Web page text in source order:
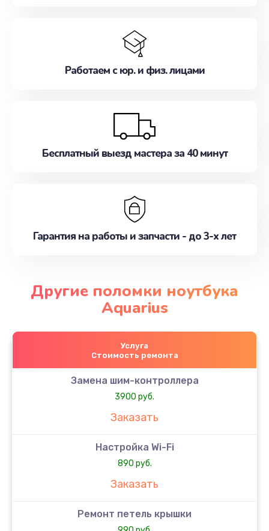
Работаем с юр. и физ. лицами
Бесплатный выезд мастера за 40 минут
Гарантия на работы и запчасти - до 3-х лет
Другие поломки ноутбука
Aquarius
Услуга
Стоимость ремонта
Замена шим-контроллера
3900 руб.
Заказать
Настройка Wi-Fi
890 руб.
Заказать
Ремонт петель крышки